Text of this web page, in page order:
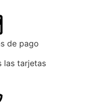
de pago
las tarjetas